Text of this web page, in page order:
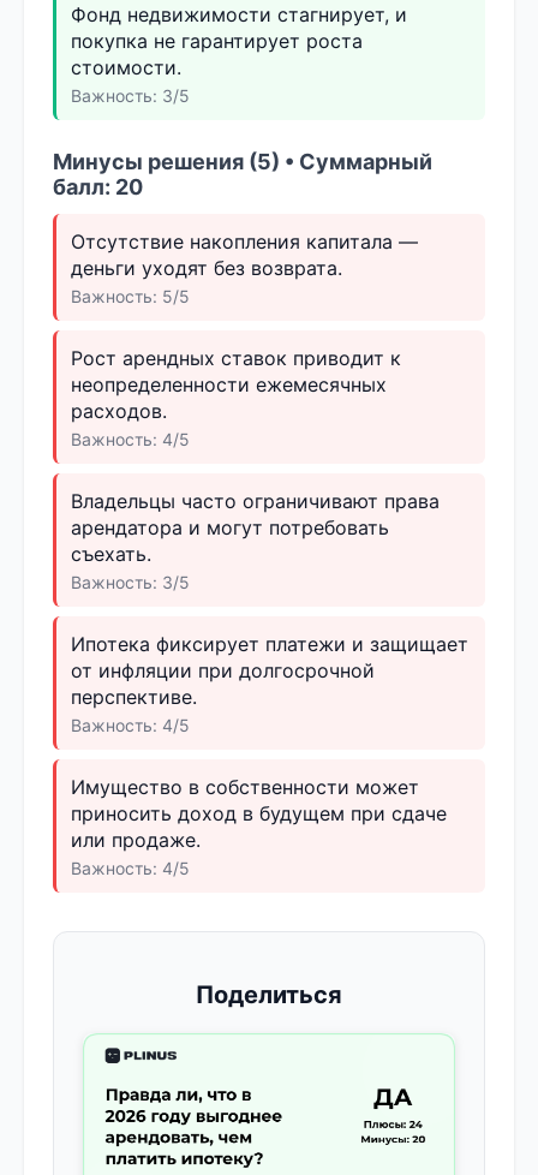
Фонд недвижимости стагнирует, и
покупка не гарантирует роста
стоимости.
Важность: 3/5
Минусы решения (5) • Суммарный
балл: 20
Отсутствие накопления капитала —
деньги уходят без возврата.
Важность: 5/5
Рост арендных ставок приводит к
неопределенности ежемесячных
расходов.
Важность: 4/5
Владельцы часто ограничивают права
арендатора и могут потребовать
съехать.
Важность: 3/5
Ипотека фиксирует платежи и защищает
от инфляции при долгосрочной
перспективе.
Важность: 4/5
Имущество в собственности может
приносить доход в будущем при сдаче
или продаже.
Важность: 4/5
Поделиться